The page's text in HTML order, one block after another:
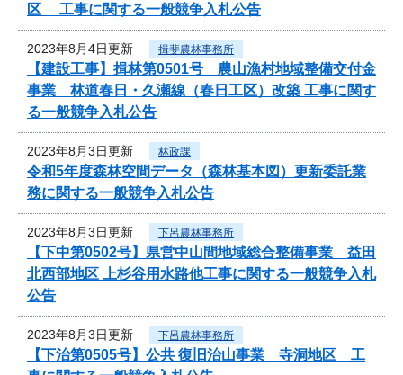
区 工事に関する一般競争入札公告
2023年8月4日更新 揖斐農林事務所
【建設工事】揖林第0501号 農山漁村地域整備交付金
事業 林道春日・久瀬線（春日工区）改築 工事に関す
る一般競争入札公告
2023年8月3日更新 林政課
令和5年度森林空間データ（森林基本図）更新委託業
務に関する一般競争入札公告
2023年8月3日更新 下呂農林事務所
【下中第0502号】県営中山間地域総合整備事業 益田
北西部地区 上杉谷用水路他工事に関する一般競争入札
公告
2023年8月3日更新 下呂農林事務所
【下治第0505号】公共 復旧治山事業 寺洞地区 工